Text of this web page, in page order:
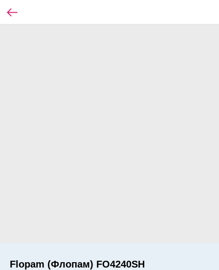
Flopam (Флопам) FO4240SH